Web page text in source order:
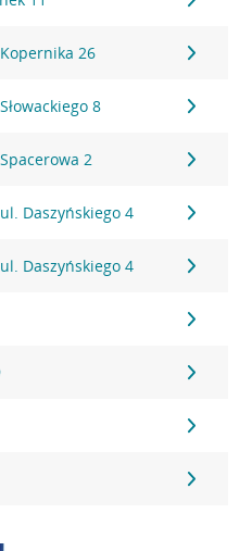
26
8
2
Daszyńskiego 4
Daszyńskiego 4